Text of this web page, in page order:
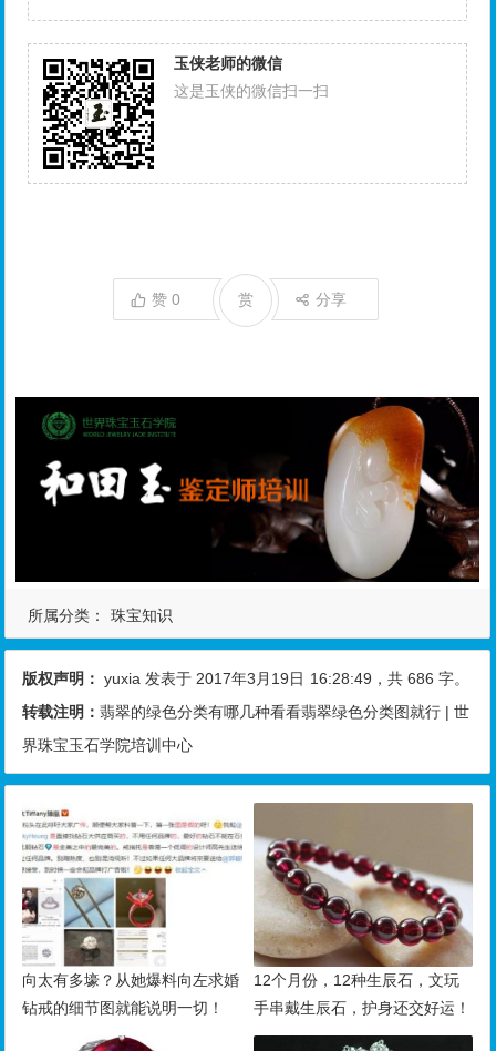
玉侠老师的微信
这是玉侠的微信扫一扫
赞0 分享
赏
所属分类： 珠宝知识
版权声明： yuxia 发表于 2017年3月19日 16:28:49 ，共 686 字。
转载注明：翡翠的绿色分类有哪几种看看翡翠绿色分类图就行 | 世
界珠宝玉石学院培训中心
向太有多壕？从她爆料向左求婚
钻戒的细节图就能说明一切！
12个月份，12种生辰石，文玩
手串戴生辰石，护身还交好运！